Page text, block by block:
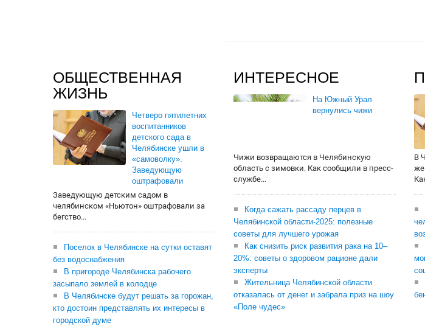
ОБЩЕСТВЕННАЯ
ЖИЗНЬ
Четверо пятилетних
воспитанников
детского сада в
Челябинске ушли в
«самоволку».
Заведующую
оштрафовали
Заведующую детским садом в
челябинском «Ньютон» оштрафовали за
бегство...
Поселок в Челябинске на сутки оставят
без водоснабжения
В пригороде Челябинска рабочего
засыпало землей в колодце
В Челябинске будут решать за горожан,
кто достоин представлять их интересы в
городской думе
ИНТЕРЕСНОЕ
На Южный Урал
вернулись чижи
Чижи возвращаются в Челябинскую
область с зимовки. Как сообщили в пресс-
службе...
Когда сажать рассаду перцев в
Челябинской области-2025: полезные
советы для лучшего урожая
Как снизить риск развития рака на 10–
20%: советы о здоровом рационе дали
эксперты
Жительница Челябинской области
отказалась от денег и забрала приз на шоу
«Поле чудес»
В